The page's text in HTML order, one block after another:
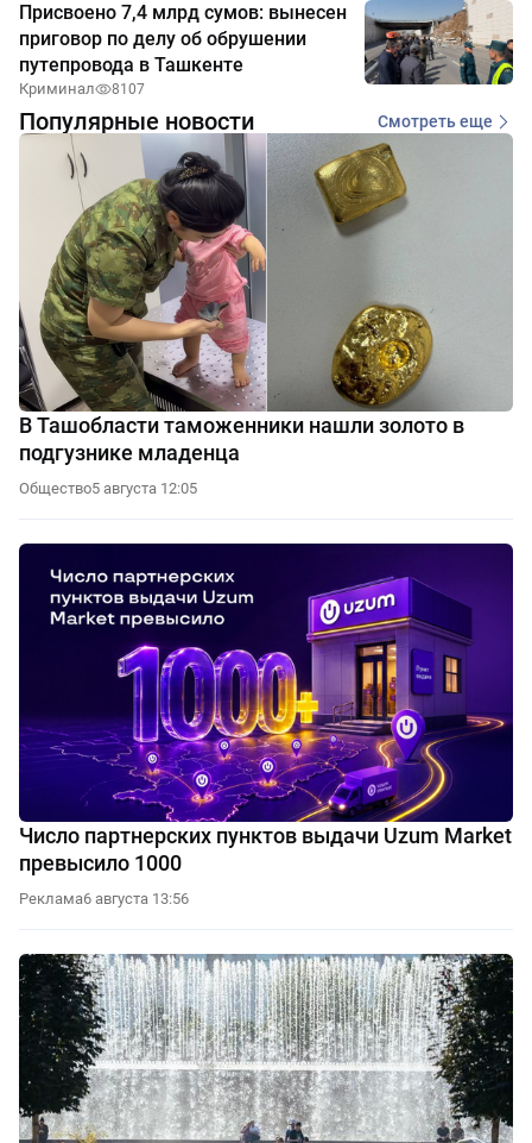
Присвоено 7,4 млрд сумов: вынесен
приговор по делу об обрушении
путепровода в Ташкенте
Криминал 8107
Популярные новости Смотреть еще
В Ташобласти таможенники нашли золото в
подгузнике младенца
Общество5 августа 12:05
Число партнерских пунктов выдачи Uzum Market
превысило 1000
Реклама6 августа 13:56